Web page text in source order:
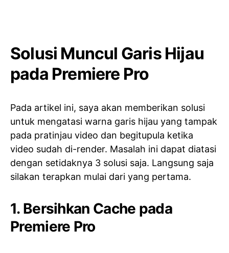
Solusi Muncul Garis Hijau
pada Premiere Pro
Pada artikel ini, saya akan memberikan solusi
untuk mengatasi warna garis hijau yang tampak
pada pratinjau video dan begitupula ketika
video sudah di-render. Masalah ini dapat diatasi
dengan setidaknya 3 solusi saja. Langsung saja
silakan terapkan mulai dari yang pertama.
1. Bersihkan Cache pada
Premiere Pro